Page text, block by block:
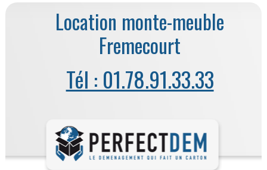
Location monte-meuble
Fremecourt
Tél : 01.78.91.33.33